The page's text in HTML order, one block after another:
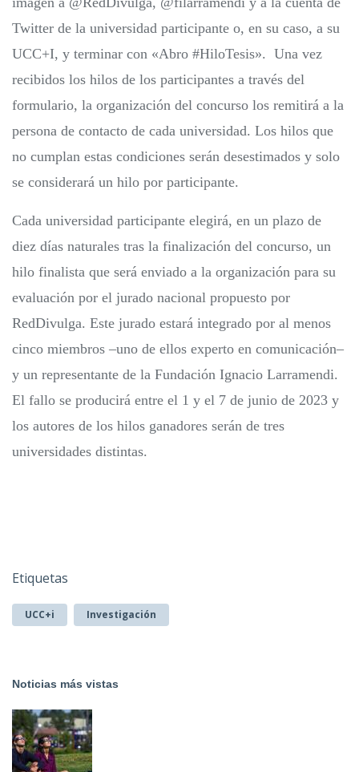
Twitter de la universidad participante o, en su caso, a su
UCC+I, y terminar con «Abro #HiloTesis». Una vez
recibidos los hilos de los participantes a través del
formulario, la organización del concurso los remitirá a la
persona de contacto de cada universidad. Los hilos que
no cumplan estas condiciones serán desestimados y solo
se considerará un hilo por participante.
Cada universidad participante elegirá, en un plazo de
diez días naturales tras la finalización del concurso, un
hilo finalista que será enviado a la organización para su
evaluación por el jurado nacional propuesto por
RedDivulga. Este jurado estará integrado por al menos
cinco miembros –uno de ellos experto en comunicación–
y un representante de la Fundación Ignacio Larramendi.
El fallo se producirá entre el 1 y el 7 de junio de 2023 y
los autores de los hilos ganadores serán de tres
universidades distintas.
Etiquetas
UCC+i Investigación
Noticias más vistas